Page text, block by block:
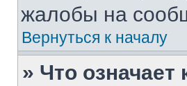
жалобы на
Вернуться к началу
» Что означает